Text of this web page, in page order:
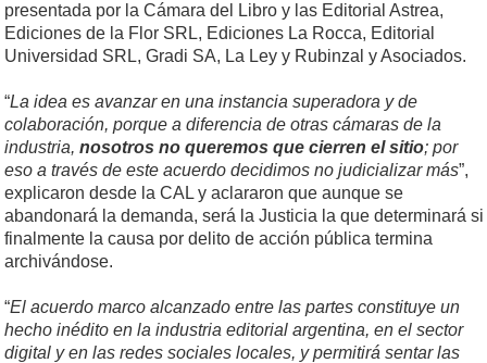
presentada por la Cámara del Libro y las Editorial Astrea,
Ediciones de la Flor SRL, Ediciones La Rocca, Editorial
Universidad SRL, Gradi SA, La Ley y Rubinzal y Asociados.
“La idea es avanzar en una instancia superadora y de
colaboración, porque a diferencia de otras cámaras de la
industria, nosotros no queremos que cierren el sitio; por
eso a través de este acuerdo decidimos no judicializar más”,
explicaron desde la CAL y aclararon que aunque se
abandonará la demanda, será la Justicia la que determinará si
finalmente la causa por delito de acción pública termina
archivándose.
“El acuerdo marco alcanzado entre las partes constituye un
hecho inédito en la industria editorial argentina, en el sector
digital y en las redes sociales locales, y permitirá sentar las